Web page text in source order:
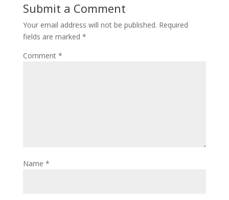
Submit a Comment
Your email address will not be published. Required
fields are marked *
Comment *
Name *